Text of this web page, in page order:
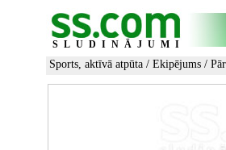
SLUDINĀJUMI
Sports, aktīvā atpūta / Ekipējums /